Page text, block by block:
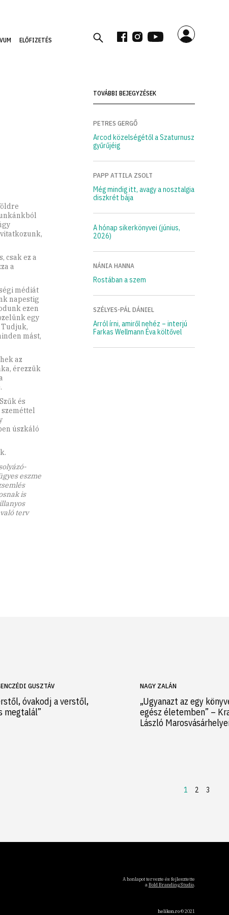
ELŐFIZETÉS
csak ez a
a
médiát
napestig
ezen
egy
Tudjuk,
mást,
az
érezzük
és
úszkáló
eszme
is
terv
TOVÁBBI BEJEGYZÉSEK
PETRES GERGŐ
Arcod közelségétől a Szaturnusz
gyűrűjéig
PAPP ATTILA ZSOLT
Még mindig itt, avagy a nosztalgia
diszkrét bája
A hónap sikerkönyvei (június,
2026)
NÁNIA HANNA
Rostában a szem
SZÉLYES-PÁL DÁNIEL
Arról írni, amiről nehéz – interjú
Farkas Wellmann Éva költővel
GUSZTÁV
óvakodj a verstől,
megtalál”
NAGY ZALÁN
„Ugyanazt az egy
egész életemben” –
László
1 2 3
A honlapot tervezte és fejlesztette
a Bold Branding Studio.
helikon.ro© 2021